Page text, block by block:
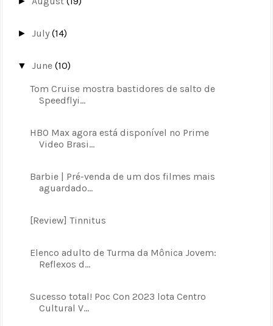
►July(14)
▼June(10)
Tom Cruise mostra bastidores de salto de
Speedflyi...
HBO Max agora está disponível no Prime
Video Brasi...
Barbie | Pré-venda de um dos filmes mais
aguardado...
[Review] Tinnitus
Elenco adulto de Turma da Mônica Jovem:
Reflexos d...
Sucesso total! Poc Con 2023 lota Centro
Cultural V...